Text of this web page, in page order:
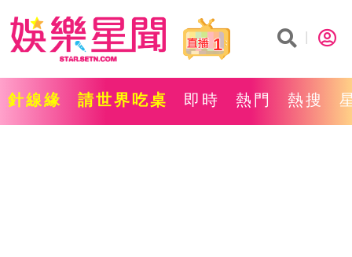
1
針線緣 請世界吃桌 即時 熱門 熱搜